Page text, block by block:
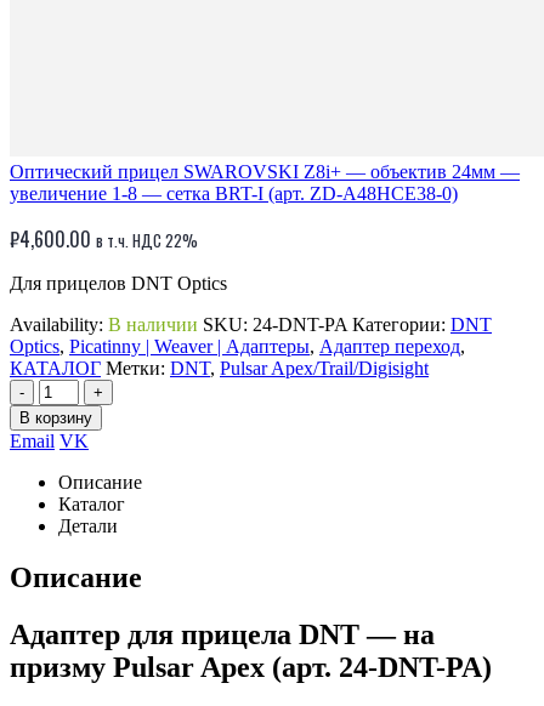
Оптический прицел SWAROVSKI Z8i+ — объектив 24мм —
увеличение 1-8 — сетка BRT-I (арт. ZD-A48HCE38-0)
₽4,600.00 в т.ч. НДС 22%
Для прицелов DNT Optics
Availability: В наличии SKU: 24-DNT-PA Категории: DNT
Optics, Picatinny | Weaver | Адаптеры, Адаптер переход,
КАТАЛОГ Метки: DNT, Pulsar Apex/Trail/Digisight
-
+
В корзину
Email VK
Описание
Каталог
Детали
Описание
Адаптер для прицела DNT — на
призму Pulsar Apex (арт. 24-DNT-PA)